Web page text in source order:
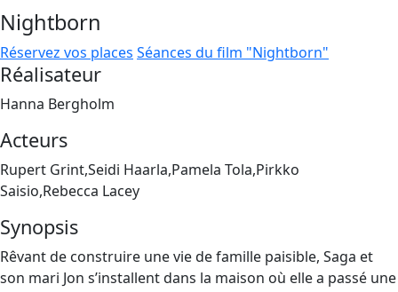
Nightborn
Réservez vos places Séances du film "Nightborn"
Réalisateur
Hanna Bergholm
Acteurs
Rupert Grint,Seidi Haarla,Pamela Tola,Pirkko
Saisio,Rebecca Lacey
Synopsis
Rêvant de construire une vie de famille paisible, Saga et
son mari Jon s’installent dans la maison où elle a passé une